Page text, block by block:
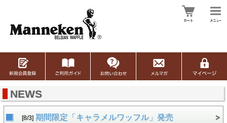
NEWS
[8/3]期間限定「キャラメルワッフル」発売